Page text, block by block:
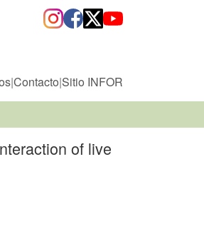
|Contacto|Sitio INFOR
of live